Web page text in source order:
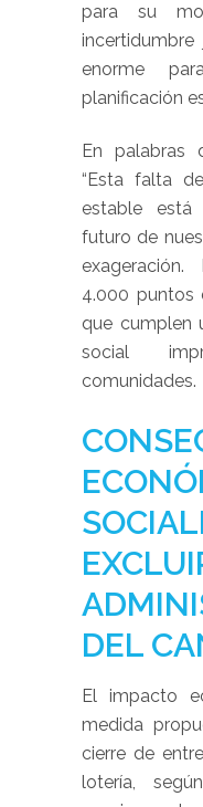
para su
enorme
planificación
En palabras
“Esta falta
estable
futuro de
4.000 puntos
que cumplen
social
comunidades.
DEL
El impacto
medida
cierre de
lotería,